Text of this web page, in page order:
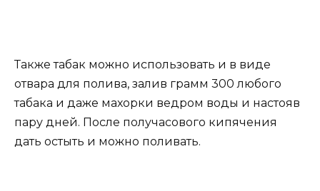
Также табак можно использовать и в виде
отвара для полива, залив грамм 300 любого
табака и даже махорки ведром воды и настояв
пару дней. После получасового кипячения
дать остыть и можно поливать.